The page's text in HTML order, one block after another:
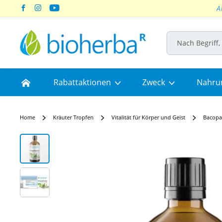
Skip
Content
Rabattaktionen Zweck
Home Kräuter Tropfen Vitalität für Körper und Geist
Skip
the
end
of
the